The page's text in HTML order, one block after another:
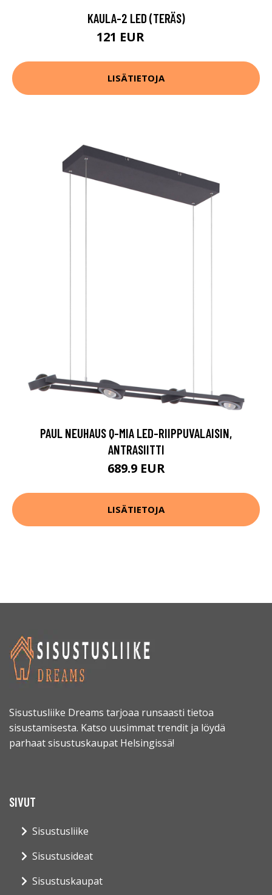
KAULA-2 LED (TERÄS)
121 EUR
LISÄTIETOJA
PAUL NEUHAUS Q-MIA LED-RIIPPUVALAISIN,
ANTRASIITTI
689.9 EUR
LISÄTIETOJA
Sisustusliike Dreams tarjoaa runsaasti tietoa
sisustamisesta. Katso uusimmat trendit ja löydä
parhaat sisustuskaupat Helsingissä!
SIVUT
Sisustusliike
Sisustusideat
Sisustuskaupat